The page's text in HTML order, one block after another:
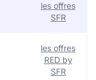
les offres
SFR
les offres
RED by
SFR